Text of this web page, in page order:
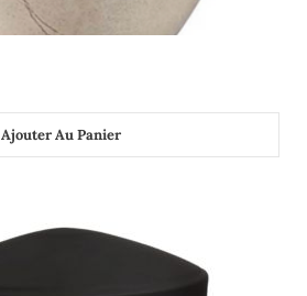
Ajouter Au Panier